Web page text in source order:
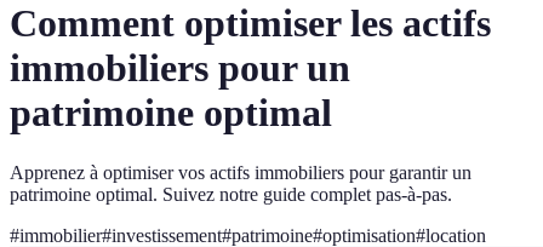
Comment optimiser les actifs
immobiliers pour un
patrimoine optimal
Apprenez à optimiser vos actifs immobiliers pour garantir un
patrimoine optimal. Suivez notre guide complet pas-à-pas.
#immobilier#investissement#patrimoine#optimisation#location